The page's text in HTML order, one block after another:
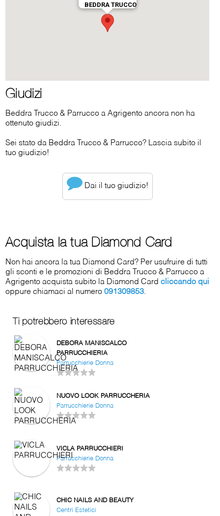
Giudizi
Beddra Trucco & Parrucco a Agrigento ancora non ha
ottenuto giudizi.
Sei stato da Beddra Trucco & Parrucco? Lascia subito il
tuo giudizio!
Dai il tuo giudizio!
Acquista la tua Diamond Card
Non hai ancora la tua Diamond Card? Per usufruire di tutti
gli sconti e le promozioni di Beddra Trucco & Parrucco a
Agrigento acquista subito la Diamond Cardcliccando qui
oppure chiamaci al numero091309853.
Ti potrebbero interessare
DEBORA MANISCALCO
PARRUCCHIERIA
Parrucchierie Donna
NUOVO LOOK PARRUCCHERIA
Parrucchierie Donna
VICLA PARRUCCHIERI
Parrucchierie Donna
CHIC NAILS AND BEAUTY
Centri Estetici